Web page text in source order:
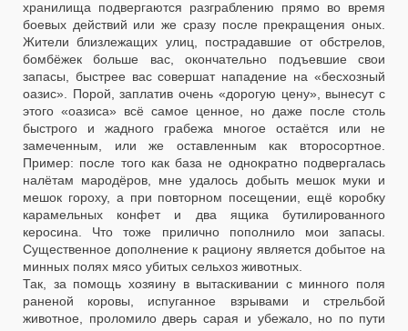
хранилища подвергаются разграблению прямо во время
боевых действий или же сразу после прекращения оных.
Жители близлежащих улиц, пострадавшие от обстрелов,
бомбёжек больше вас, окончательно подъевшие свои
запасы, быстрее вас совершат нападение на «бесхозный
оазис». Порой, заплатив очень «дорогую цену», вынесут с
этого «оазиса» всё самое ценное, но даже после столь
быстрого и жадного грабежа многое остаётся или не
замеченным, или же оставленным как второсортное.
Пример: после того как база не однократно подвергалась
налётам мародёров, мне удалось добыть мешок муки и
мешок гороху, а при повторном посещении, ещё коробку
карамельных конфет и два ящика бутилированного
керосина. Что тоже прилично пополнило мои запасы.
Существенное дополнение к рациону является добытое на
минных полях мясо убитых сельхоз животных.
Так, за помощь хозяину в вытаскивании с минного поля
раненой коровы, испуганное взрывами и стрельбой
животное, проломило дверь сарая и убежало, но по пути